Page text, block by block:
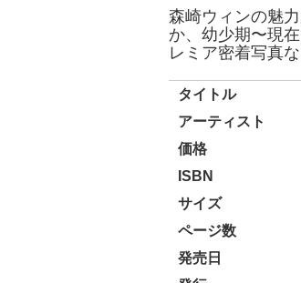
森崎ウィンの魅
か、幼少期〜現
レミア密着写真
タイトル
アーティスト
価格
ISBN
サイズ
ページ数
発売日